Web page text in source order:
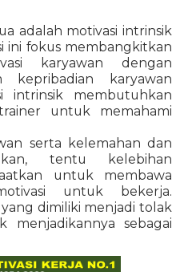
adalah motivasi intrinsik
ini fokus membangkitkan
karyawan dengan
karyawan
intrinsik membutuhkan
untuk memahami
serta kelemahan dan
tentu kelebihan
untuk membawa
untuk bekerja.
dimiliki menjadi tolak
sebagai